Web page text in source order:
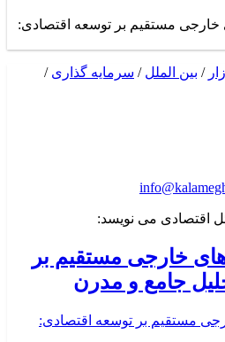
خارجی مستقیم بر توسعه اقتصادی:
/ بین الملل / سرمایه گذاری /
اقتصادی می نویسد:
خارجی مستقیم بر
جامع و مدرن